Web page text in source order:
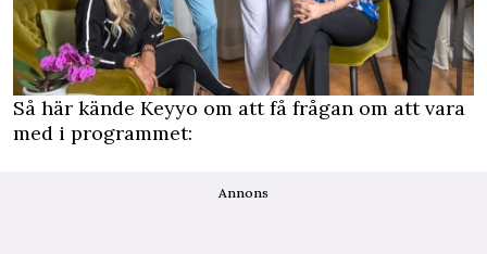
Så här kände Keyyo om att få frågan om att vara
med i programmet:
Annons